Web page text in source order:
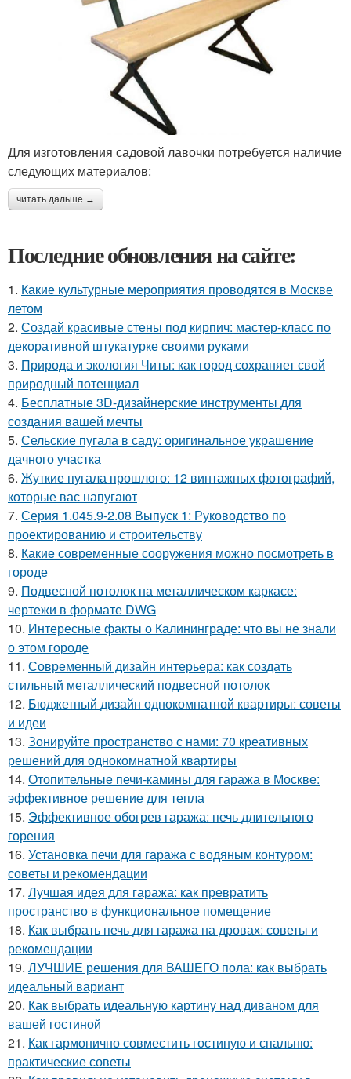
Для изготовления садовой лавочки потребуется наличие
следующих материалов:
читать дальше →
Последние обновления на сайте:
1. Какие культурные мероприятия проводятся в Москве
летом
2. Создай красивые стены под кирпич: мастер-класс по
декоративной штукатурке своими руками
3. Природа и экология Читы: как город сохраняет свой
природный потенциал
4. Бесплатные 3D-дизайнерские инструменты для
создания вашей мечты
5. Сельские пугала в саду: оригинальное украшение
дачного участка
6. Жуткие пугала прошлого: 12 винтажных фотографий,
которые вас напугают
7. Серия 1.045.9-2.08 Выпуск 1: Руководство по
проектированию и строительству
8. Какие современные сооружения можно посмотреть в
городе
9. Подвесной потолок на металлическом каркасе:
чертежи в формате DWG
10. Интересные факты о Калининграде: что вы не знали
о этом городе
11. Современный дизайн интерьера: как создать
стильный металлический подвесной потолок
12. Бюджетный дизайн однокомнатной квартиры: советы
и идеи
13. Зонируйте пространство с нами: 70 креативных
решений для однокомнатной квартиры
14. Отопительные печи-камины для гаража в Москве:
эффективное решение для тепла
15. Эффективное обогрев гаража: печь длительного
горения
16. Установка печи для гаража с водяным контуром:
советы и рекомендации
17. Лучшая идея для гаража: как превратить
пространство в функциональное помещение
18. Как выбрать печь для гаража на дровах: советы и
рекомендации
19. ЛУЧШИЕ решения для ВАШЕГО пола: как выбрать
идеальный вариант
20. Как выбрать идеальную картину над диваном для
вашей гостиной
21. Как гармонично совместить гостиную и спальню:
практические советы